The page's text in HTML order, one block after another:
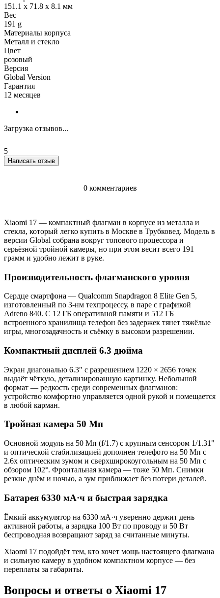
151.1 x 71.8 x 8.1 мм
Вес
191 g
Материалы корпуса
Металл и стекло
Цвет
розовый
Версия
Global Version
Гарантия
12 месяцев
Загрузка отзывов...
5
Написать отзыв
0 комментариев
Xiaomi 17 — компактный флагман в корпусе из металла и
стекла, который легко купить в Москве в Трубковед. Модель в
версии Global собрана вокруг топового процессора и
серьёзной тройной камеры, но при этом весит всего 191
грамм и удобно лежит в руке.
Производительность флагманского уровня
Сердце смартфона — Qualcomm Snapdragon 8 Elite Gen 5,
изготовленный по 3-нм техпроцессу, в паре с графикой
Adreno 840. С 12 ГБ оперативной памяти и 512 ГБ
встроенного хранилища телефон без задержек тянет тяжёлые
игры, многозадачность и съёмку в высоком разрешении.
Компактный дисплей 6.3 дюйма
Экран диагональю 6.3" с разрешением 1220 × 2656 точек
выдаёт чёткую, детализированную картинку. Небольшой
формат — редкость среди современных флагманов:
устройство комфортно управляется одной рукой и помещается
в любой карман.
Тройная камера 50 Мп
Основной модуль на 50 Мп (f/1.7) с крупным сенсором 1/1.31"
и оптической стабилизацией дополнен телефото на 50 Мп с
2.6x оптическим зумом и сверхширокоугольным на 50 Мп с
обзором 102°. Фронтальная камера — тоже 50 Мп. Снимки
резкие днём и ночью, а зум приближает без потери деталей.
Батарея 6330 мА·ч и быстрая зарядка
Ёмкий аккумулятор на 6330 мА·ч уверенно держит день
активной работы, а зарядка 100 Вт по проводу и 50 Вт
беспроводная возвращают заряд за считанные минуты.
Xiaomi 17 подойдёт тем, кто хочет мощь настоящего флагмана
и сильную камеру в удобном компактном корпусе — без
переплаты за габариты.
Вопросы и ответы о Xiaomi 17